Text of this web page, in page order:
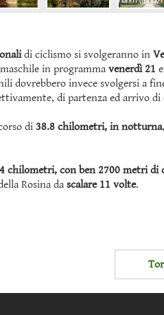
di ciclismo si svolgeranno in
in programma venerdì 21
dovrebbero invece svolgersi a
di partenza ed arrivo di
di 38.8 chilometri, in notturna
chilometri, con ben 2700 metri di
Rosina da scalare 11 volte.